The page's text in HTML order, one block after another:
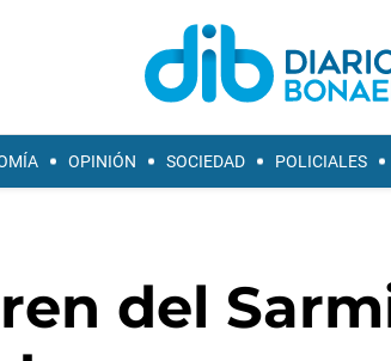
OPINIÓN SOCIEDAD POLICIALES
del